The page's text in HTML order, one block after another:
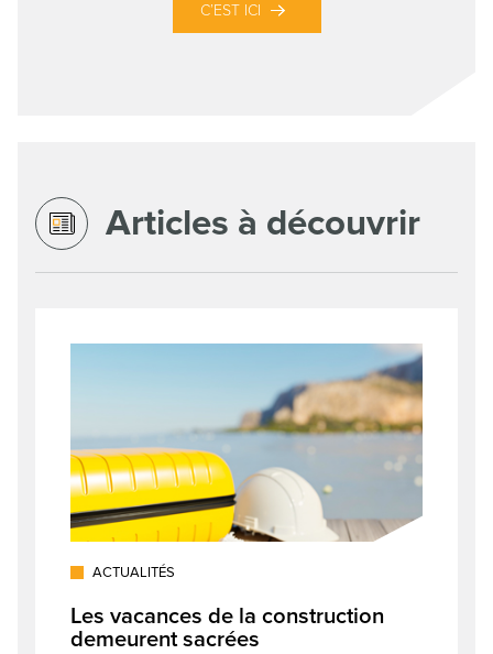
C’EST ICI
Articles à découvrir
ACTUALITÉS
Les vacances de la construction
demeurent sacrées